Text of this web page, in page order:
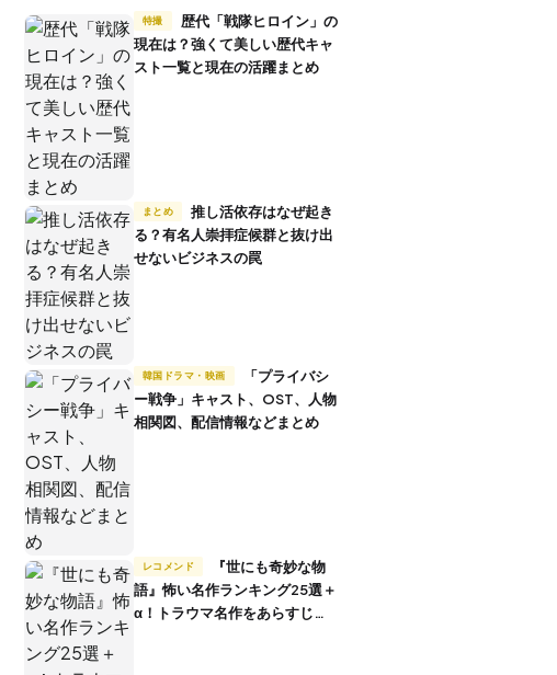
特撮
現在は？強くて美しい歴代キャ
スト一覧と現在の活躍まとめ
まとめ
推し活依存はなぜ起き
る？有名人崇拝症候群と抜け出
せないビジネスの罠
韓国ドラマ・映画
ー戦争」キャスト、OST、人物
相関図、配信情報などまとめ
レコメンド
語』怖い名作ランキング25選＋
α！トラウマ名作をあらすじ付